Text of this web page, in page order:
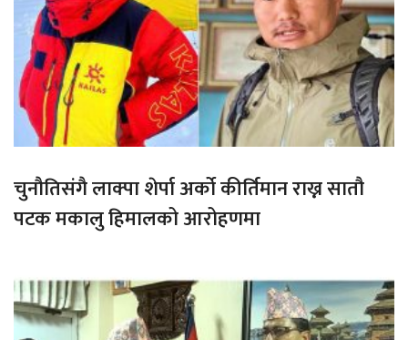
चुनौतिसंगै लाक्पा शेर्पा अर्को कीर्तिमान राख्न सातौ
पटक मकालु हिमालको आरोहणमा